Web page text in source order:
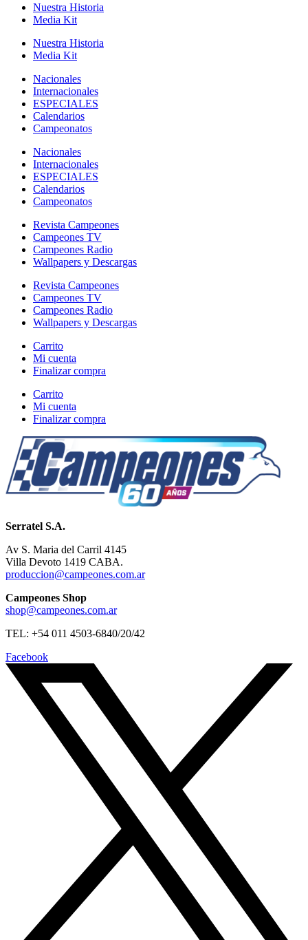
Nuestra Historia
Media Kit
Nuestra Historia
Media Kit
Nacionales
Internacionales
ESPECIALES
Calendarios
Campeonatos
Nacionales
Internacionales
ESPECIALES
Calendarios
Campeonatos
Revista Campeones
Campeones TV
Campeones Radio
Wallpapers y Descargas
Revista Campeones
Campeones TV
Campeones Radio
Wallpapers y Descargas
Carrito
Mi cuenta
Finalizar compra
Carrito
Mi cuenta
Finalizar compra
Serratel S.A.
Av S. Maria del Carril 4145
Villa Devoto 1419 CABA.
produccion@campeones.com.ar
Campeones Shop
shop@campeones.com.ar
TEL: +54 011 4503-6840/20/42
Facebook